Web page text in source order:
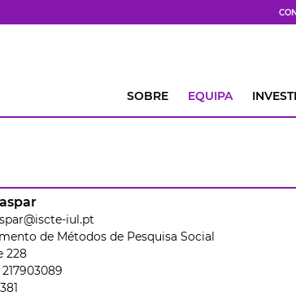
SOBRE EQUIPA
iul.pt
de Métodos de Pesquisa Social
228